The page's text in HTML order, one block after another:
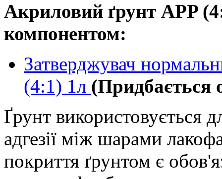
Акриловий ґрунт APP
компонентом:
Затверджувач
(4:1) 1л (Придбається
Ґрунт використовується
адгезії між шарами
покриття ґрунтом є